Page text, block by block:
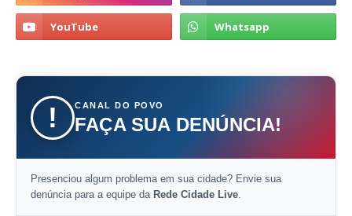
! CANAL DO POVO
FAÇA SUA DENÚNCIA!
Presenciou algum problema em sua cidade? Envie sua
denúncia para a equipe da Rede Cidade Live.